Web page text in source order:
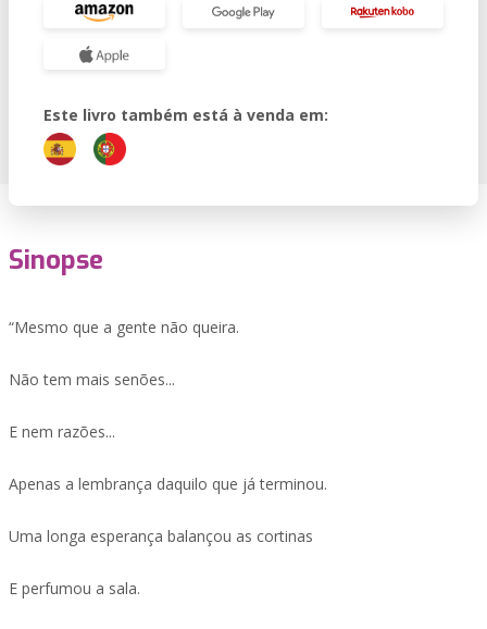
Este livro também está à venda em:
Sinopse
“Mesmo que a gente não queira.
Não tem mais senões...
E nem razões...
Apenas a lembrança daquilo que já terminou.
Uma longa esperança balançou as cortinas
E perfumou a sala.